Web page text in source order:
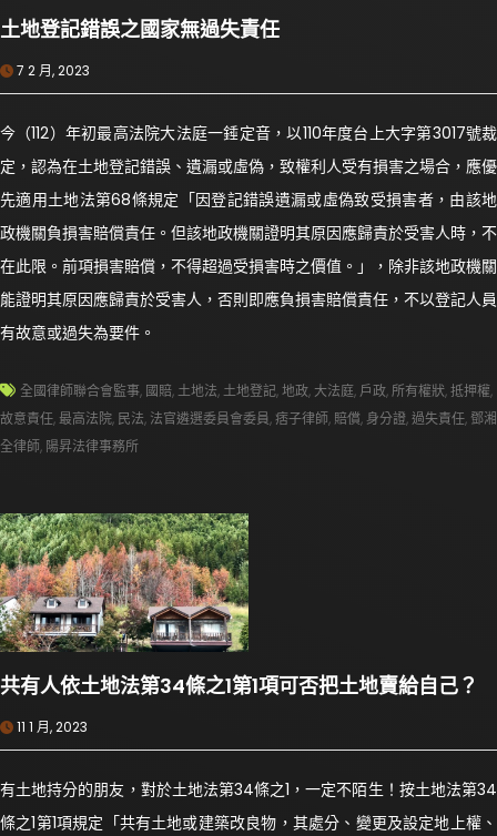
土地登記錯誤之國家無過失責任
7 2 月, 2023
今（112）年初最高法院大法庭一錘定音，以110年度台上大字第3017號裁
定，認為在土地登記錯誤、遺漏或虛偽，致權利人受有損害之場合，應優
先適用土地法第68條規定「因登記錯誤遺漏或虛偽致受損害者，由該地
政機關負損害賠償責任。但該地政機關證明其原因應歸責於受害人時，不
在此限。前項損害賠償，不得超過受損害時之價值。」，除非該地政機關
能證明其原因應歸責於受害人，否則即應負損害賠償責任，不以登記人員
有故意或過失為要件。
全國律師聯合會監事, 國賠,土地法,土地登記,地政, 大法庭, 戶政,所有權狀,抵押權,
故意責任,最高法院, 民法, 法官遴選委員會委員,痞子律師, 賠償, 身分證,過失責任, 鄧湘
全律師, 陽昇法律事務所
共有人依土地法第34條之1第1項可否把土地賣給自己？
11 1 月, 2023
有土地持分的朋友，對於土地法第34條之1，一定不陌生！按土地法第34
條之1第1項規定「共有土地或建築改良物，其處分、變更及設定地上權、